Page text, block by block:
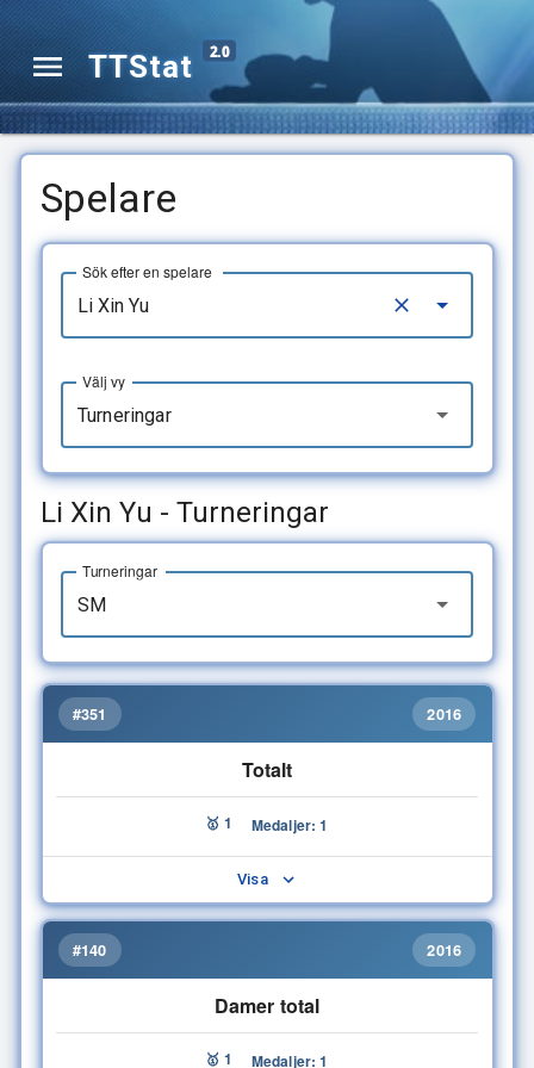
TTStat 2.0
Spelare
Sök efter en spelare
Turneringar
Välj vy
Li Xin Yu - Turneringar
Turneringar
#351 2016
Totalt
🥇 1 Medaljer: 1
Visa
#140 2016
Damer total
🥇 1 Medaljer: 1